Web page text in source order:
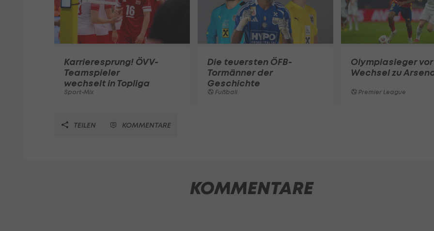
Karrieresprung! ÖVV-
Teamspieler
wechselt in Topliga
Sport-Mix
Die teuersten ÖFB-
Tormänner der
Geschichte
Fußball
Olympiasieger vor
Wechsel zu
Premier League
TEILEN KOMMENTARE
KOMMENTARE